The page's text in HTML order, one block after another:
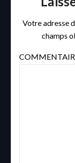
Votre adresse
champs